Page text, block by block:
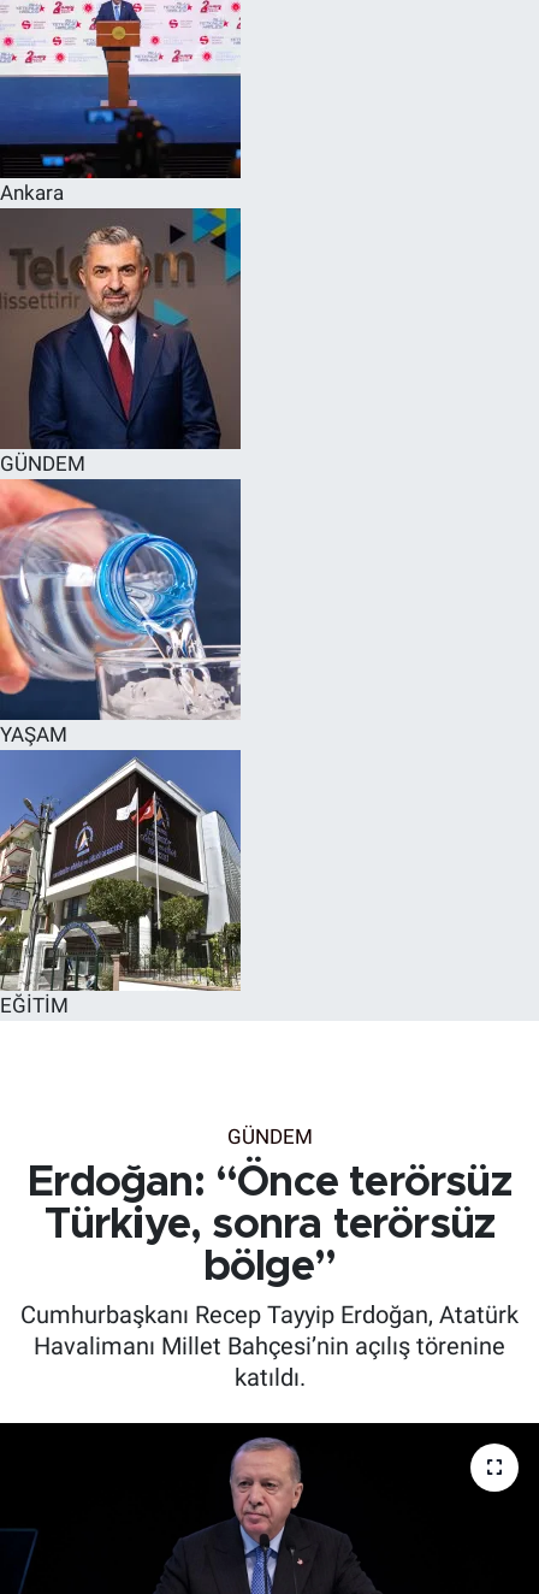
Ankara
GÜNDEM
YAŞAM
EĞİTİM
GÜNDEM
Erdoğan: “Önce terörsüz
Türkiye, sonra terörsüz
bölge”
Cumhurbaşkanı Recep Tayyip Erdoğan, Atatürk
Havalimanı Millet Bahçesi’nin açılış törenine
katıldı.